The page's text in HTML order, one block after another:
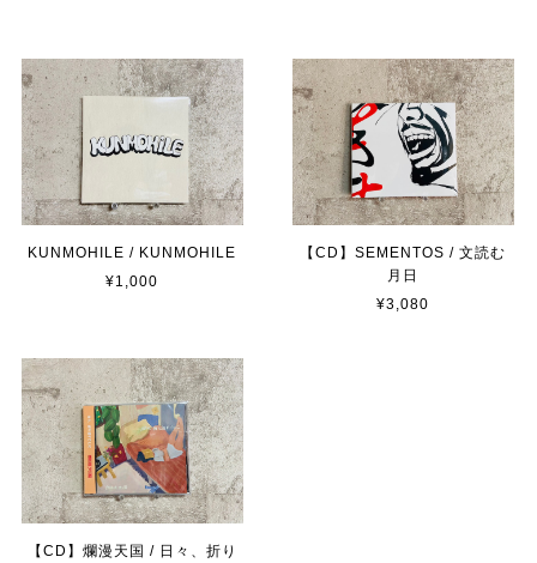
KUNMOHILE / KUNMOHILE
¥1,000
【CD】SEMENTOS / 文読む
月日
¥3,080
【CD】爛漫天国 / 日々、折り